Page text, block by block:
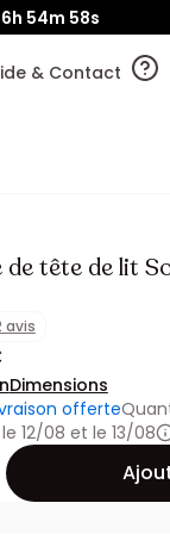
54m 55s
& Contact
tête de lit
avis
Dimensions
offerte
12/08 et le 13/08